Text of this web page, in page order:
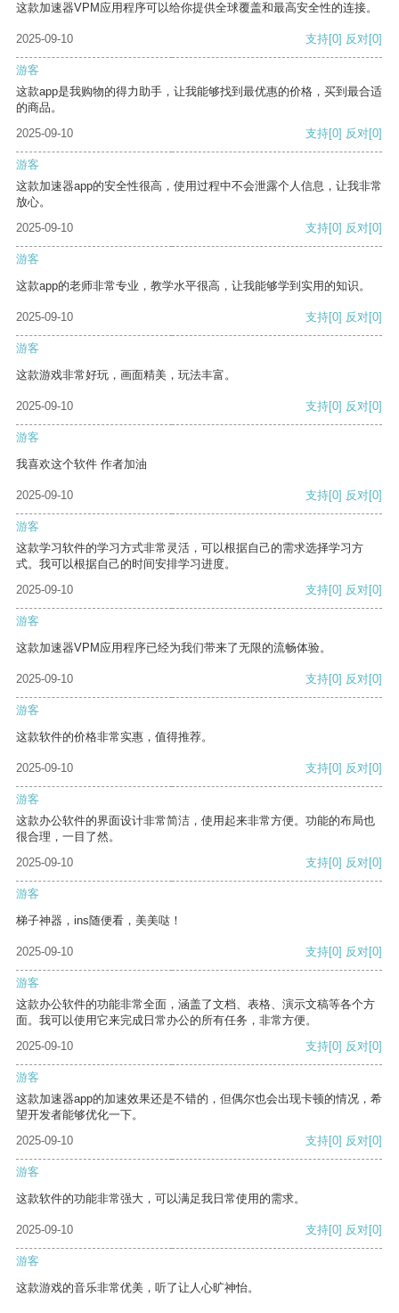
这款加速器VPM应用程序可以给你提供全球覆盖和最高安全性的连接。
2025-09-10 支持[0] 反对[0]
游客
这款app是我购物的得力助手，让我能够找到最优惠的价格，买到最合适
的商品。
2025-09-10
支持[0] 反对[0]
游客
这款加速器app的安全性很高，使用过程中不会泄露个人信息，让我非常
放心。
2025-09-10
支持[0] 反对[0]
游客
这款app的老师非常专业，教学水平很高，让我能够学到实用的知识。
2025-09-10 支持[0] 反对[0]
游客
这款游戏非常好玩，画面精美，玩法丰富。
2025-09-10 支持[0] 反对[0]
游客
我喜欢这个软件 作者加油
2025-09-10 支持[0] 反对[0]
游客
这款学习软件的学习方式非常灵活，可以根据自己的需求选择学习方
式。我可以根据自己的时间安排学习进度。
2025-09-10
支持[0] 反对[0]
游客
这款加速器VPM应用程序已经为我们带来了无限的流畅体验。
2025-09-10 支持[0] 反对[0]
游客
这款软件的价格非常实惠，值得推荐。
2025-09-10 支持[0] 反对[0]
游客
这款办公软件的界面设计非常简洁，使用起来非常方便。功能的布局也
很合理，一目了然。
2025-09-10
支持[0] 反对[0]
游客
梯子神器，ins随便看，美美哒！
2025-09-10 支持[0] 反对[0]
游客
这款办公软件的功能非常全面，涵盖了文档、表格、演示文稿等各个方
面。我可以使用它来完成日常办公的所有任务，非常方便。
2025-09-10
支持[0] 反对[0]
游客
这款加速器app的加速效果还是不错的，但偶尔也会出现卡顿的情况，希
望开发者能够优化一下。
2025-09-10
支持[0] 反对[0]
游客
这款软件的功能非常强大，可以满足我日常使用的需求。
2025-09-10 支持[0] 反对[0]
游客
这款游戏的音乐非常优美，听了让人心旷神怡。